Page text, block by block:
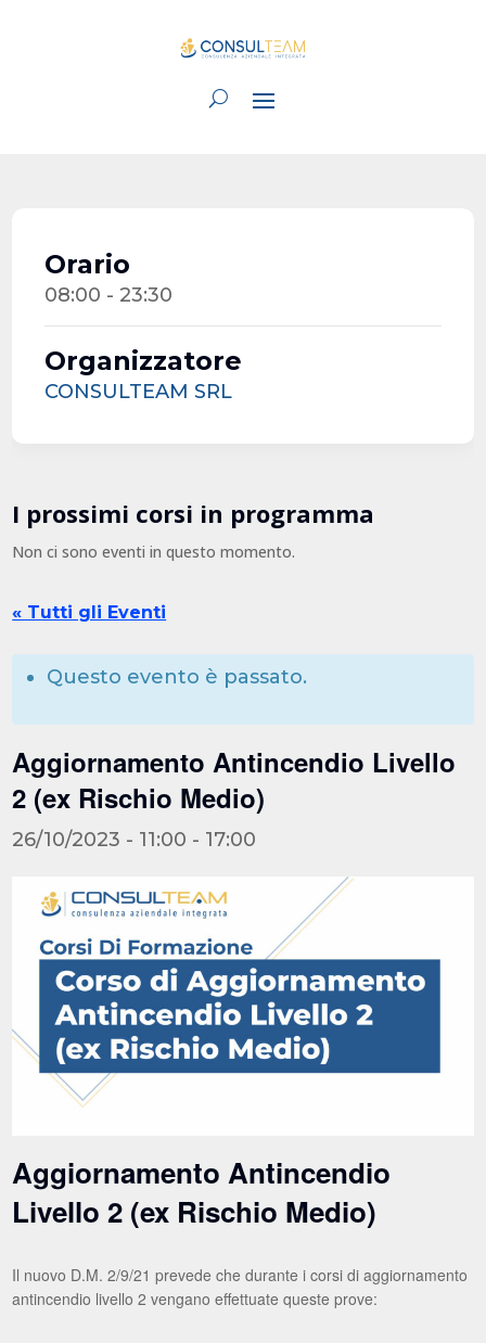
Orario
08:00 - 23:30
Organizzatore
CONSULTEAM SRL
I prossimi corsi in programma
Non ci sono eventi in questo momento.
« Tutti gli Eventi
Questo evento è passato.
Aggiornamento Antincendio Livello
2 (ex Rischio Medio)
26/10/2023 - 11:00 - 17:00
Aggiornamento Antincendio
Livello 2 (ex Rischio Medio)
Il nuovo D.M. 2/9/21 prevede che durante i corsi di aggiornamento
antincendio livello 2 vengano effettuate queste prove: